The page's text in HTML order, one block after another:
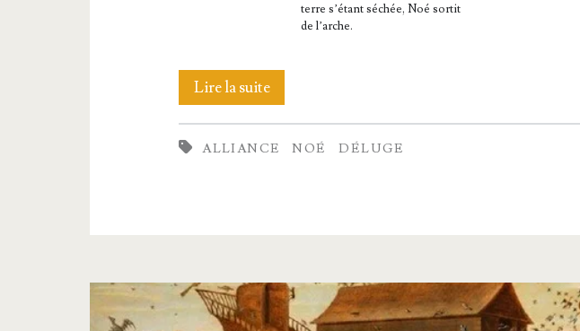
terre s’é­tant séchée, Noé sor­tit
de l’arche.
Lire la suite6.
Le
Déluge
ALLIANCE NOÉ
DÉLUGE